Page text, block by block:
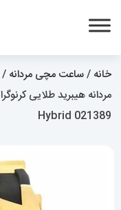
خانه /ساعت مچی مردانه /
Hybrid 021389